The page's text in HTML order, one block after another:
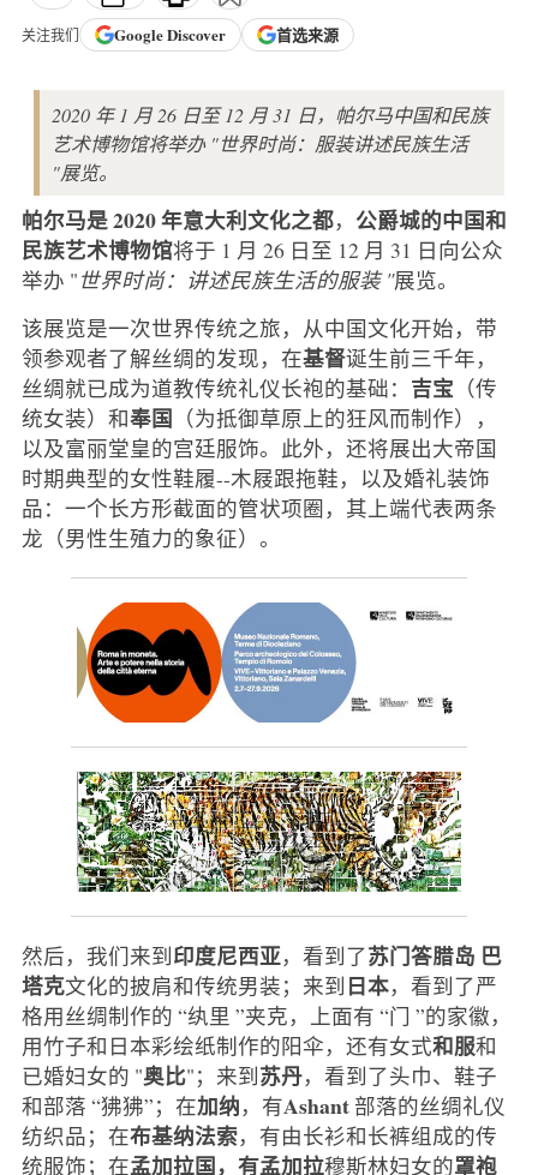
关注我们 GoogleDiscover 首选来源
2020 年 1 月 26 日至 12 月 31 日，帕尔马中国和民族
艺术博物馆将举办 "世界时尚：服装讲述民族生活
"展览。
帕尔马是 2020 年意大利文化之都， 公爵城的中国和
民族艺术博物馆将于 1 月 26 日至 12 月 31 日向公众
举办 "世界时尚：讲述民族生活的服装 "展览。
该展览是一次世界传统之旅，从中国文化开始，带
领参观者了解丝绸的发现，在基督诞生前三千年，
丝绸就已成为道教传统礼仪长袍的基础： 吉宝 （传
统女装）和奉国 （为抵御草原上的狂风而制作），
以及富丽堂皇的宫廷服饰。此外，还将展出大帝国
时期典型的女性鞋履--木屐跟拖鞋，以及婚礼装饰
品：一个长方形截面的管状项圈，其上端代表两条
龙（男性生殖力的象征）。
然后，我们来到印度尼西亚，看到了苏门答腊岛 巴
塔克文化的披肩和传统男装；来到 日本，看到了严
格用丝绸制作的 “纨里 ”夹克，上面有 “门 ”的家徽，
用竹子和日本彩绘纸制作的阳伞，还有女式和服和
已婚妇女的 "奥比"；来到苏丹，看到了头巾、鞋子
和部落 “狒狒”；在加纳，有Ashant部落的丝绸礼仪
纺织品；在布基纳法索，有由长衫和长裤组成的传
统服饰；在孟加拉国，有孟加拉穆斯林妇女的罩袍